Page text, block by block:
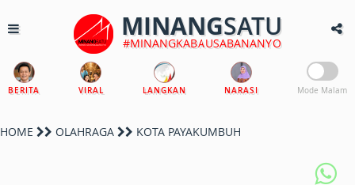
MINANGSATU
#MINANGKABAUSABANANYO
BERITA VIRAL LANGKAN NARASI Mode Malam
HOME OLAHRAGA KOTA PAYAKUMBUH